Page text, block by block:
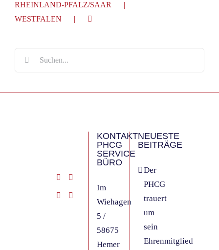
RHEINLAND-PFALZ/SAAR
WESTFALEN
Suche
nach:
KONTAKT
PHCG
SERVICE
BÜRO
Im
Wiehagen
5 /
58675
Hemer
NEUESTE
BEITRÄGE
Der
PHCG
trauert
um
sein
Ehrenmitglied